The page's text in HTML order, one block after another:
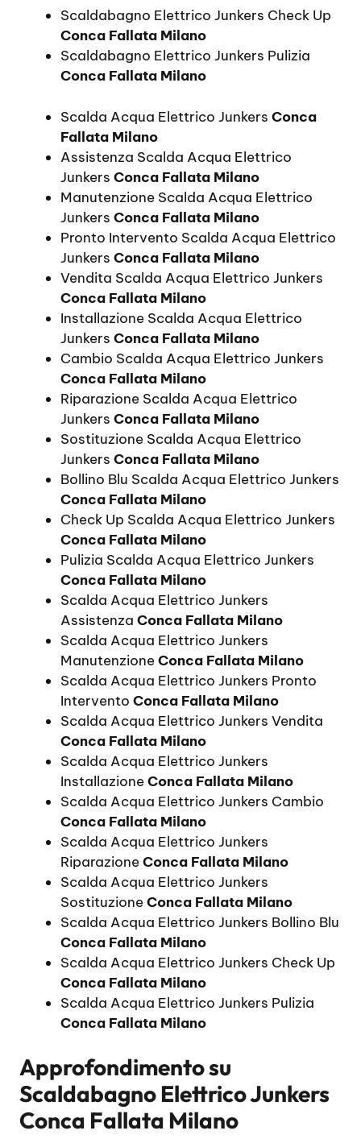
Scaldabagno Elettrico Junkers Check Up
Conca Fallata Milano
Scaldabagno Elettrico Junkers Pulizia
Conca Fallata Milano
Scalda Acqua Elettrico Junkers Conca
Fallata Milano
Assistenza Scalda Acqua Elettrico
Junkers Conca Fallata Milano
Manutenzione Scalda Acqua Elettrico
Junkers Conca Fallata Milano
Pronto Intervento Scalda Acqua Elettrico
Junkers Conca Fallata Milano
Vendita Scalda Acqua Elettrico Junkers
Conca Fallata Milano
Installazione Scalda Acqua Elettrico
Junkers Conca Fallata Milano
Cambio Scalda Acqua Elettrico Junkers
Conca Fallata Milano
Riparazione Scalda Acqua Elettrico
Junkers Conca Fallata Milano
Sostituzione Scalda Acqua Elettrico
Junkers Conca Fallata Milano
Bollino Blu Scalda Acqua Elettrico Junkers
Conca Fallata Milano
Check Up Scalda Acqua Elettrico Junkers
Conca Fallata Milano
Pulizia Scalda Acqua Elettrico Junkers
Conca Fallata Milano
Scalda Acqua Elettrico Junkers
Assistenza Conca Fallata Milano
Scalda Acqua Elettrico Junkers
ManutenzioneConca Fallata Milano
Scalda Acqua Elettrico Junkers Pronto
Intervento Conca Fallata Milano
Scalda Acqua Elettrico Junkers Vendita
Conca Fallata Milano
Scalda Acqua Elettrico Junkers
InstallazioneConca Fallata Milano
Scalda Acqua Elettrico Junkers Cambio
Conca Fallata Milano
Scalda Acqua Elettrico Junkers
RiparazioneConca Fallata Milano
Scalda Acqua Elettrico Junkers
SostituzioneConca Fallata Milano
Scalda Acqua Elettrico Junkers Bollino Blu
Conca Fallata Milano
Scalda Acqua Elettrico Junkers Check Up
Conca Fallata Milano
Scalda Acqua Elettrico Junkers Pulizia
Conca Fallata Milano
Approfondimento su
Scaldabagno Elettrico Junkers
Conca Fallata Milano